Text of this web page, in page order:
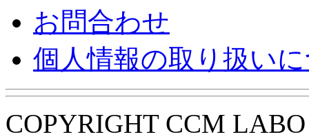
お問合わせ
個人情報の取り扱い
COPYRIGHT CCM